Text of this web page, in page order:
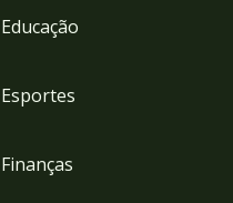
Educação
Esportes
Finanças